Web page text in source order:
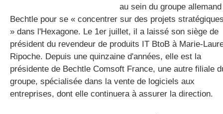
au sein du groupe allemand
Bechtle pour se « concentrer sur des projets
» dans l'Hexagone. Le 1er juillet, il a laissé son siège de
président du revendeur de produits IT BtoB à Marie-
Ripoche. Depuis une quinzaine d'années, elle est la
présidente de Bechtle Comsoft France, une autre filiale
groupe, spécialisée dans la vente de logiciels aux
entreprises, dont elle continuera à assurer la direction.